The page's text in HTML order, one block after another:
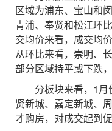
区域为浦东、宝山和
青浦、奉贤和松江环
交均价来看，成交均
从环比来看，崇明、
部分区域持平或下跌
分板块来看，1月
贤新城、嘉定新城、
才购房，对成交起到促